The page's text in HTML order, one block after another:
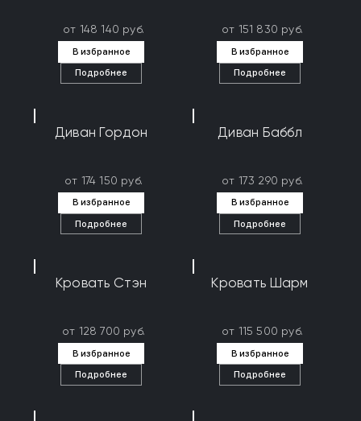
от 148 140 руб.
В избранное
Подробнее
от 151 830 руб.
В избранное
Подробнее
Диван Гордон
от 174 150 руб.
В избранное
Подробнее
Диван Баббл
от 173 290 руб.
В избранное
Подробнее
Кровать Стэн
от 128 700 руб.
В избранное
Подробнее
Кровать Шарм
от 115 500 руб.
В избранное
Подробнее